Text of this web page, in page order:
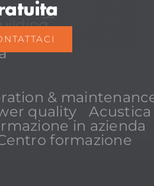
Energy
&
&
quality
Acustica
in azienda
formazione